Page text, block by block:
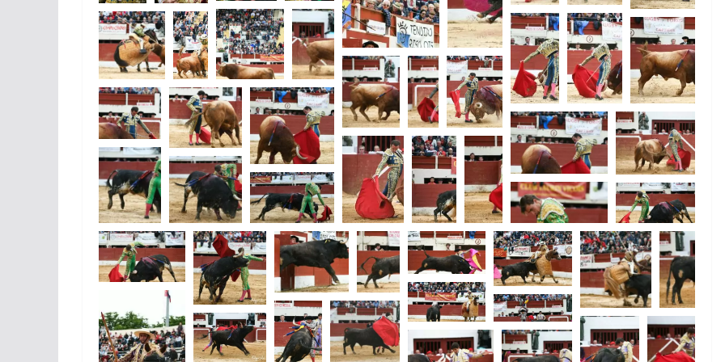
ACTUALITÉS TAURINES
CHRONIQUES TAURINES 2026
Arles : au seuil des
espérances.
02/04/2026 Olivier Castelnau
ACTUALITÉS TAURINES
CHRONIQUES TAURINES 2026
Istres : la feria des
ultimes émotions
18/06/2026 Olivier Castelnau